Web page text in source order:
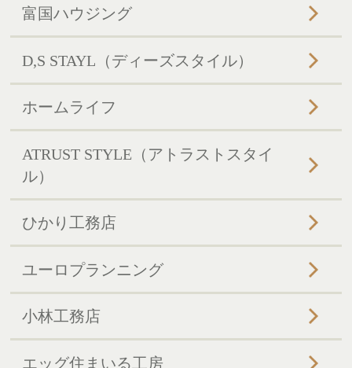
富国ハウジング
D,S STAYL（ディーズスタイル）
ホームライフ
ATRUST STYLE（アトラストスタイ
ル）
ひかり工務店
ユーロプランニング
小林工務店
エッグ住まいる工房